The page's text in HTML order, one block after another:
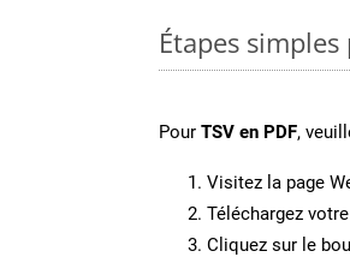
Étapes
Pour TSV en PDF,
Visitez la page
Téléchargez
Cliquez sur le